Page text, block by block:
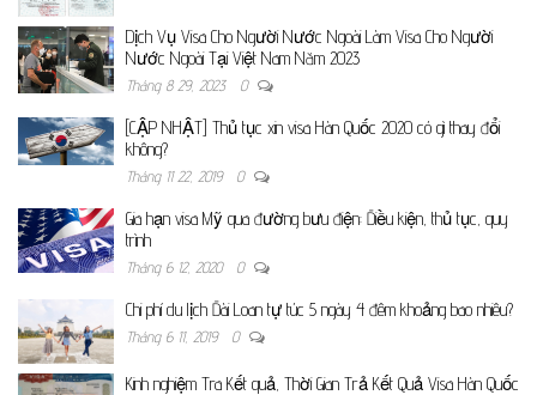
Dịch Vụ Visa Cho Người Nước Ngoài Làm Visa Cho Người
Nước Ngoài Tại Việt Nam Năm 2023
Tháng 8 29, 2023 0
[CẬP NHẬT] Thủ tục xin visa Hàn Quốc 2020 có gì thay đổi
không?
Tháng 11 22, 2019 0
Gia hạn visa Mỹ qua đường bưu điện: Điều kiện, thủ tục, quy
trình
Tháng 6 12, 2020 0
Chi phí du lịch Đài Loan tự túc 5 ngày 4 đêm khoảng bao nhiêu?
Tháng 6 11, 2019 0
Kinh nghiệm Tra Kết quả, Thời Gian Trả Kết Quả Visa Hàn Quốc